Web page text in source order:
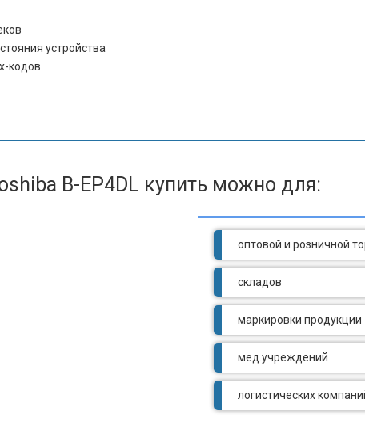
устройства
кодов
B-EP4DL купить можно для:
оптовой и розничной
складов
маркировки продукции
мед.учреждений
логистических